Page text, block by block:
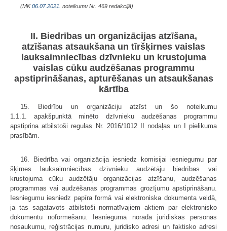
(MK06.07.2021. noteikumu Nr. 469 redakcijā)
II. Biedrības un organizācijas atzīšana,
atzīšanas atsaukšana un tīršķirnes vaislas
lauksaimniecības dzīvnieku un krustojuma
vaislas cūku audzēšanas programmu
apstiprināšanas, apturēšanas un atsaukšanas
kārtība
15. Biedrību un organizāciju atzīst un šo noteikumu
1.1.1. apakšpunktā minēto dzīvnieku audzēšanas programmu
apstiprina atbilstoši regulas Nr. 2016/1012 II nodaļas un I pielikuma
prasībām.
16. Biedrība vai organizācija iesniedz komisijai iesniegumu par
šķirnes lauksaimniecības dzīvnieku audzētāju biedrības vai
krustojuma cūku audzētāju organizācijas atzīšanu, audzēšanas
programmas vai audzēšanas programmas grozījumu apstiprināšanu.
Iesniegumu iesniedz papīra formā vai elektroniska dokumenta veidā,
ja tas sagatavots atbilstoši normatīvajiem aktiem par elektronisko
dokumentu noformēšanu. Iesniegumā norāda juridiskās personas
nosaukumu, reģistrācijas numuru, juridisko adresi un faktisko adresi